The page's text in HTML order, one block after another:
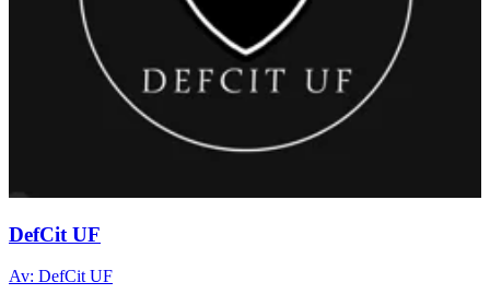
DefCit UF
Av: DefCit UF